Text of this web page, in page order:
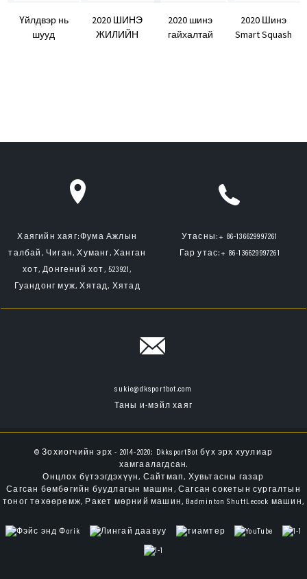
Үйлдвэр нь
шууд
2020 ШИНЭ
ЖИЛИЙН
2020 шинэ
гайхалтай
2020 Шинэ
Smart Squash
Хаягийн хаяг:Фума Ажлын
талбай, Чиган, Хуманг, Ханган
хот, Донгений хот, 523921,
Гуандонг муж, Хятад, Хятад
Утасны:+ 86-136629997261
Гар утас:+ 86-136629997261
sukie@dksportbot.com
Таны и-мэйл хаяг
© Зохиогчийн эрх - 2014-2020: DkksportBot бүх эрх хуулиар
хамгаалагдсан.
Онцлох бүтээгдэхүүн, Сайтмап, Хувьтасны газар
Сагсан бөмбөгийн буудлагын машин , Сагсан сокетын сургалтын
тоног төхөөрөмж, Ракет мөрний машин, Badminton ShuttLecock машин,